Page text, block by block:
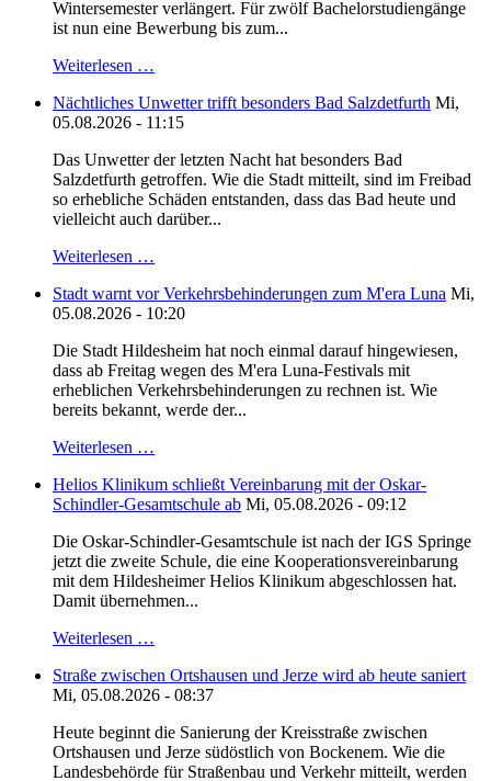
Wintersemester verlängert. Für zwölf Bachelorstudiengänge
ist nun eine Bewerbung bis zum...
Weiterlesen …
Nächtliches Unwetter trifft besonders Bad Salzdetfurth Mi,
05.08.2026 - 11:15
Das Unwetter der letzten Nacht hat besonders Bad
Salzdetfurth getroffen. Wie die Stadt mitteilt, sind im Freibad
so erhebliche Schäden entstanden, dass das Bad heute und
vielleicht auch darüber...
Weiterlesen …
Stadt warnt vor Verkehrsbehinderungen zum M'era Luna Mi,
05.08.2026 - 10:20
Die Stadt Hildesheim hat noch einmal darauf hingewiesen,
dass ab Freitag wegen des M'era Luna-Festivals mit
erheblichen Verkehrsbehinderungen zu rechnen ist. Wie
bereits bekannt, werde der...
Weiterlesen …
Helios Klinikum schließt Vereinbarung mit der Oskar-
Schindler-Gesamtschule ab Mi, 05.08.2026 - 09:12
Die Oskar-Schindler-Gesamtschule ist nach der IGS Springe
jetzt die zweite Schule, die eine Kooperationsvereinbarung
mit dem Hildesheimer Helios Klinikum abgeschlossen hat.
Damit übernehmen...
Weiterlesen …
Straße zwischen Ortshausen und Jerze wird ab heute saniert
Mi, 05.08.2026 - 08:37
Heute beginnt die Sanierung der Kreisstraße zwischen
Ortshausen und Jerze südöstlich von Bockenem. Wie die
Landesbehörde für Straßenbau und Verkehr mitteilt, werden